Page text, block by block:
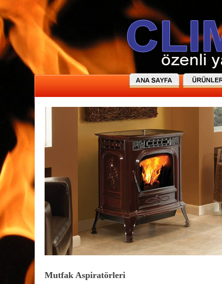
Mutfak Aspiratörleri